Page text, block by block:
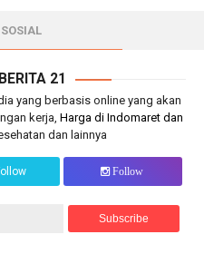
21
yang berbasis online yang akan
kerja, Harga di Indomaret dan
dan lainnya
Follow